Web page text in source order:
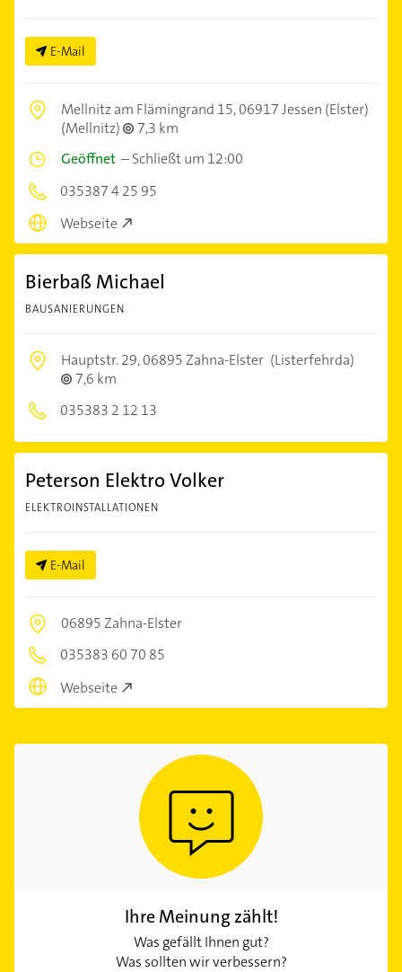
E-Mail
Mellnitz am Flämingrand 15,06917 Jessen (Elster)
(Mellnitz)
7,3 km
Geöffnet –Schließt um 12:00
035387 4 25 95
Webseite
Bierbaß Michael
BAUSANIERUNGEN
Hauptstr. 29,06895 Zahna-Elster (Listerfehrda)
7,6 km
035383 2 12 13
Peterson Elektro Volker
ELEKTROINSTALLATIONEN
E-Mail
06895 Zahna-Elster
035383 60 70 85
Webseite
Ihre Meinung zählt!
Was gefällt Ihnen gut?
Was sollten wir verbessern?